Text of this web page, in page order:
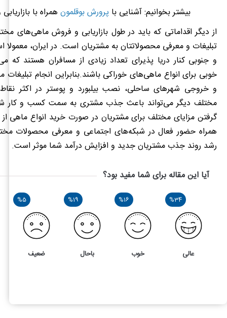
بیشتر بخوانیم:آشنایی با پرورش بوقلمون همراه با
از دیگر اقداماتی که باید در طول بازاریابی و فروش ماهی‌های
تبلیغات و معرفی محصولاتتان به مشتریان است. در ایران،
و جنوبی کنار دریا پذیرای تعداد زیادی از مسافران هستند که
خوبی برای انواع ماهی‌های خوراکی باشند.بنابراین انجام
و خروجی شهرهای ساحلی، نصب بیلبورد و پوستر در اکثر
مختلف دیگر می‌تواند باعث جذب مشتری به سمت کسب‌ و کار
گرفتن مزایای مختلف برای مشتریان در صورت خرید انواع ماهی
همراه حضور فعال در شبکه‌های اجتماعی و معرفی محصولات
رشد روند جذب مشتریان جدید و افزایش درآمد شما موثر است.
آیا این مقاله برای شما مفید بود؟
%34
عالی
%16
خوب
%19
باحال
%5
ضعیف